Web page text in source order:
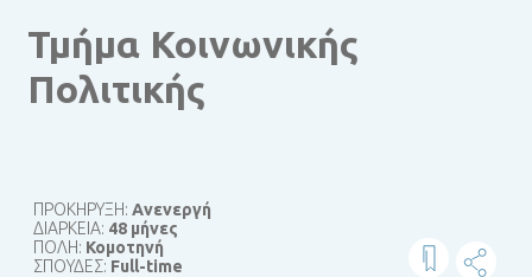
Τμήμα Κοινωνικής
Πολιτικής
ΠΡΟΚΗΡΥΞΗ:Ανενεργή
ΔΙΑΡΚΕΙΑ: 48 μήνες
ΠΟΛΗ: Κομοτηνή
ΣΠΟΥΔΕΣ: Full-time